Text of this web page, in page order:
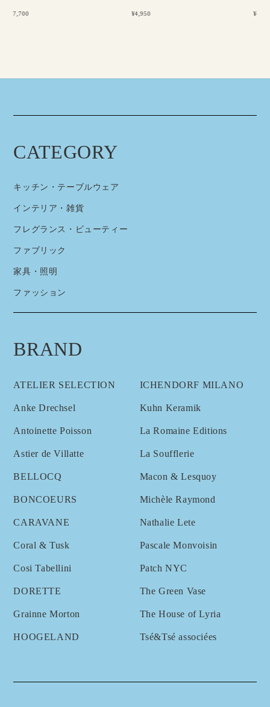
CATEGORY
キッチン・テーブルウェア
インテリア・雑貨
フレグランス・ビューティー
ファブリック
家具・照明
ファッション
BRAND
ATELIER SELECTION
Anke Drechsel
Antoinette Poisson
Astier de Villatte
BELLOCQ
BONCOEURS
CARAVANE
Coral & Tusk
Cosi Tabellini
DORETTE
Grainne Morton
HOOGELAND
ICHENDORF MILANO
Kuhn Keramik
La Romaine Editions
La Soufflerie
Macon & Lesquoy
Michèle Raymond
Nathalie Lete
Pascale Monvoisin
Patch NYC
The Green Vase
The House of Lyria
Tsé&Tsé associées